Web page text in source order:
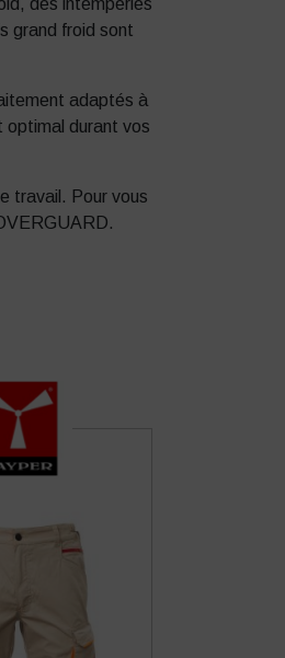
des intempéries
grand froid sont
adaptés à
optimal durant vos
travail. Pour vous